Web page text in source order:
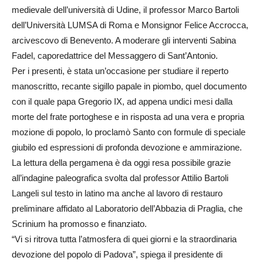
medievale dell’università di Udine, il professor Marco Bartoli
dell’Università LUMSA di Roma e Monsignor Felice Accrocca,
arcivescovo di Benevento. A moderare gli interventi Sabina
Fadel, caporedattrice del Messaggero di Sant’Antonio.
Per i presenti, è stata un’occasione per studiare il reperto
manoscritto, recante sigillo papale in piombo, quel documento
con il quale papa Gregorio IX, ad appena undici mesi dalla
morte del frate portoghese e in risposta ad una vera e propria
mozione di popolo, lo proclamò Santo con formule di speciale
giubilo ed espressioni di profonda devozione e ammirazione.
La lettura della pergamena è da oggi resa possibile grazie
all’indagine paleografica svolta dal professor Attilio Bartoli
Langeli sul testo in latino ma anche al lavoro di restauro
preliminare affidato al Laboratorio dell’Abbazia di Praglia, che
Scrinium ha promosso e finanziato.
“Vi si ritrova tutta l’atmosfera di quei giorni e la straordinaria
devozione del popolo di Padova”, spiega il presidente di